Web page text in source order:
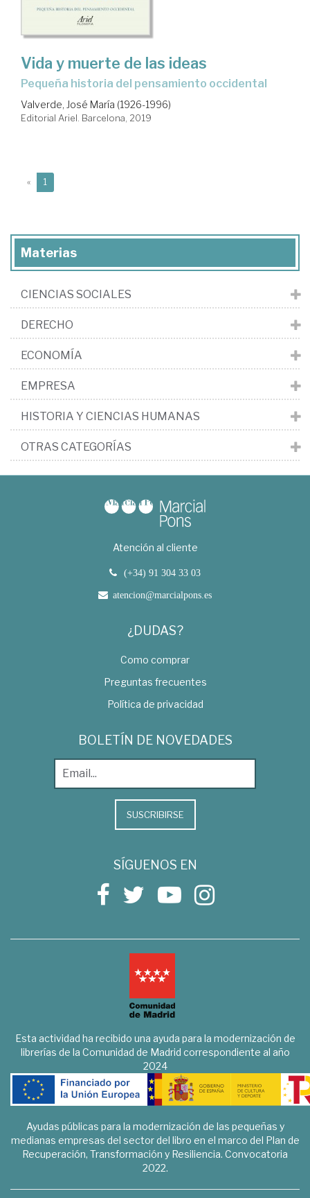
Vida y muerte de las ideas
pequeña historia del pensamiento occidental
Valverde, José María (1926-1996)
Editorial Ariel. Barcelona, 2019
« 1
Materias
CIENCIAS SOCIALES
DERECHO
ECONOMÍA
EMPRESA
HISTORIA Y CIENCIAS HUMANAS
OTRAS CATEGORÍAS
Atención al cliente
(+34) 91 304 33 03
atencion@marcialpons.es
¿DUDAS?
Como comprar
Preguntas frecuentes
Política de privacidad
BOLETÍN DE NOVEDADES
SUSCRIBIRSE
SÍGUENOS EN
Esta actividad ha recibido una ayuda para la modernización de
librerías de la Comunidad de Madrid correspondiente al año
2024
Ayudas públicas para la modernización de las pequeñas y
medianas empresas del sector del libro en el marco del Plan de
Recuperación, Transformación y Resiliencia. Convocatoria
2022.